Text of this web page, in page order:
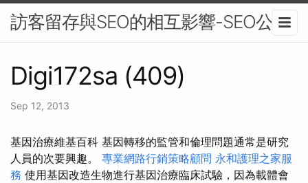
訪客留存與SEO的相互影響-SEO公司
Digi172sa (409)
Sep 12, 2013
基因治療維基百科 基因轉移的監管和倫理問題通常是研究
人員的次要興趣。 專業網路行銷策略顧問 永和護理之家服
務 使用基因改造生物進行基因治療臨床試驗，因為載體會